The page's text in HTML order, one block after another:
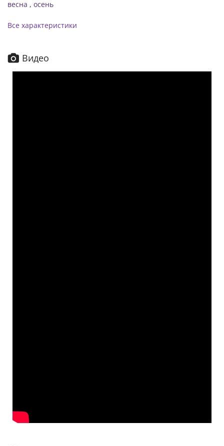
весна , осень
Все характеристики
Видео